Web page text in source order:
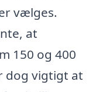
vælges.
at
150 og 400
dog vigtigt at